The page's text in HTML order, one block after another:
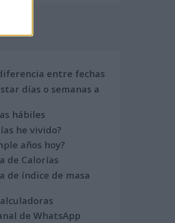
entre fechas
días o semanas a
hábiles
he vivido?
años hoy?
de Calorías
de índice de masa
de WhatsApp